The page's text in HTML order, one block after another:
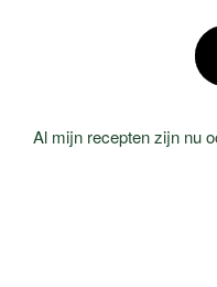
Al mijn recepten zijn nu